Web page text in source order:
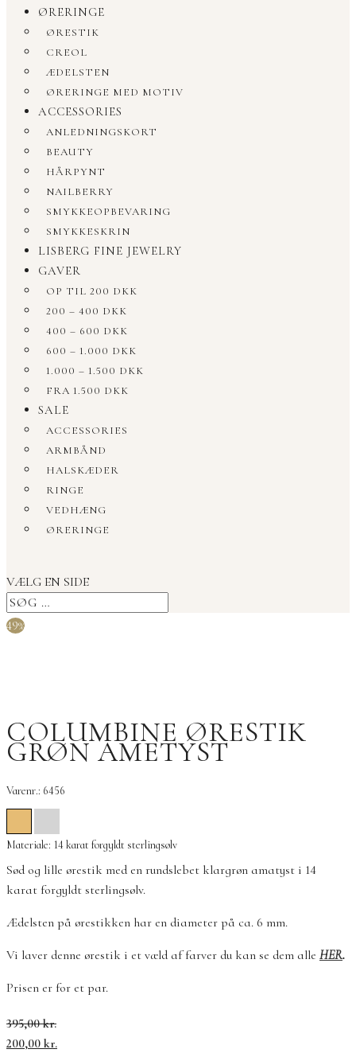
ØRERINGE
ØRESTIK
CREOL
ÆDELSTEN
ØRERINGE MED MOTIV
ACCESSORIES
ANLEDNINGSKORT
BEAUTY
HÅRPYNT
NAILBERRY
SMYKKEOPBEVARING
SMYKKESKRIN
LISBERG FINE JEWELRY
GAVER
OP TIL 200 DKK
200 – 400 DKK
400 – 600 DKK
600 – 1.000 DKK
1.000 – 1.500 DKK
FRA 1.500 DKK
SALE
ACCESSORIES
ARMBÅND
HALSKÆDER
RINGE
VEDHÆNG
ØRERINGE
VÆLG EN SIDE
49%
COLUMBINE ØRESTIK
GRØN AMETYST
Varenr.: 6456
Materiale: 14 karat forgyldt sterlingsølv
Sød og lille ørestik med en rundslebet klargrøn amatyst i 14
karat forgyldt sterlingsølv.
Ædelsten på ørestikken har en diameter på ca. 6 mm.
Vi laver denne ørestik i et væld af farver du kan se dem alle HER.
Prisen er for et par.
395,00kr.
Den
oprindelige
200,00 kr.
Den
aktuelle